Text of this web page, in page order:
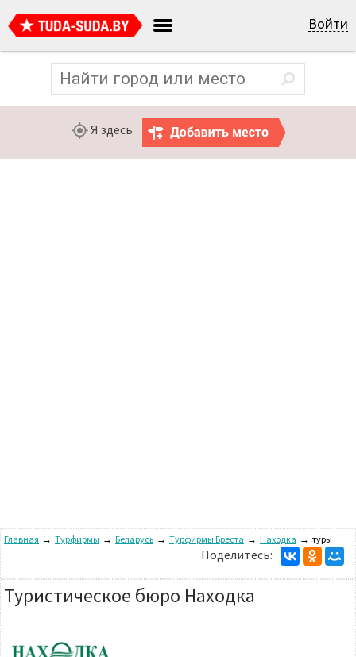
Войти
Я здесь
Главная → Турфирмы → Беларусь → Турфирмы Бреста → Находка → туры
Поделитесь:
Туристическое бюро Находка